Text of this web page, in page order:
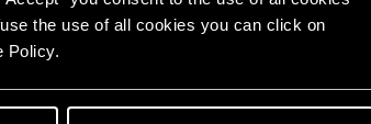
the use of all cookies you can click on
Policy.
GIẢI
2025